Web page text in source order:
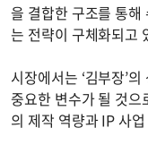
을 결합한 구조를 통
는 전략이 구체화되고
시장에서는 ‘김부장’
중요한 변수가 될 것
의 제작 역량과 IP 사